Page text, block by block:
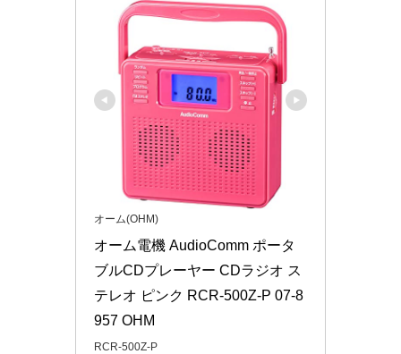
オーム(OHM)
オーム電機 AudioComm ポータ
ブルCDプレーヤー CDラジオ ス
テレオ ピンク RCR-500Z-P 07-8
957 OHM
RCR-500Z-P